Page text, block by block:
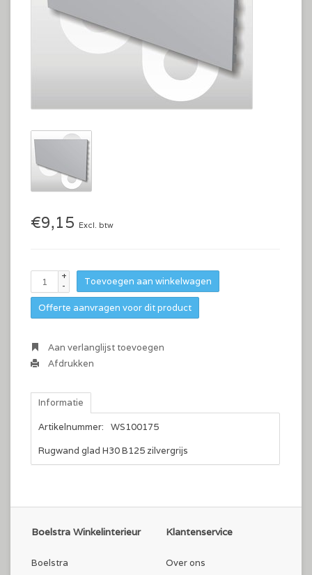
€9,15 Excl. btw
+
-
Toevoegen aan winkelwagen
Offerte aanvragen voor dit product
Aan verlanglijst toevoegen
Afdrukken
Informatie
Artikelnummer:
WS100175
Rugwand glad H30 B125 zilvergrijs
Boelstra Winkelinterieur
Boelstra
Klantenservice
Over ons